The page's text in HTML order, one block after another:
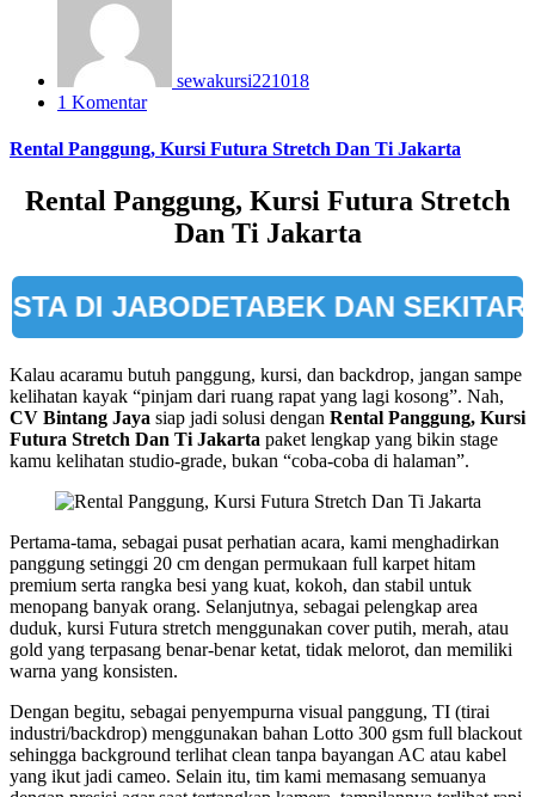
sewakursi221018
1 Komentar
Rental Panggung, Kursi Futura Stretch Dan Ti Jakarta
Rental Panggung, Kursi Futura Stretch
Dan Ti Jakarta
JABODETABEK DAN SEKITARNYA
Kalau acaramu butuh panggung, kursi, dan backdrop, jangan sampe
kelihatan kayak “pinjam dari ruang rapat yang lagi kosong”. Nah,
CV Bintang Jaya siap jadi solusi dengan Rental Panggung, Kursi
Futura Stretch Dan Ti Jakarta paket lengkap yang bikin stage
kamu kelihatan studio-grade, bukan “coba-coba di halaman”.
Pertama-tama, sebagai pusat perhatian acara, kami menghadirkan
panggung setinggi 20 cm dengan permukaan full karpet hitam
premium serta rangka besi yang kuat, kokoh, dan stabil untuk
menopang banyak orang. Selanjutnya, sebagai pelengkap area
duduk, kursi Futura stretch menggunakan cover putih, merah, atau
gold yang terpasang benar-benar ketat, tidak melorot, dan memiliki
warna yang konsisten.
Dengan begitu, sebagai penyempurna visual panggung, TI (tirai
industri/backdrop) menggunakan bahan Lotto 300 gsm full blackout
sehingga background terlihat clean tanpa bayangan AC atau kabel
yang ikut jadi cameo. Selain itu, tim kami memasang semuanya